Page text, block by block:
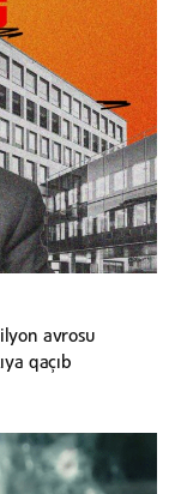
avrosu
qaçıb